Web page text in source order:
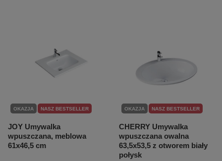
OKAZJA NASZ BESTSELLER
JOY Umywalka
wpuszczana, meblowa
61x46,5 cm
OKAZJA NASZ BESTSELLER
CHERRY Umywalka
wpuszczana owalna
63,5x53,5 z otworem biały
połysk